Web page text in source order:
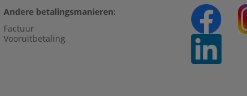
Andere betalingsmanieren:
Factuur
Vooruitbetaling